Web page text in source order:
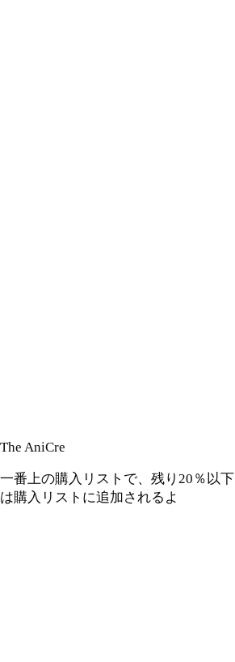
The AniCre
一番上の購入リストで、残り20％以下
は購入リストに追加されるよ